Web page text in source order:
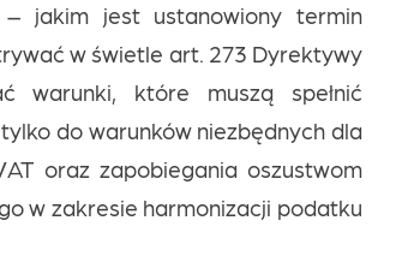
– jakim jest ustanowiony termin
w świetle art. 273 Dyrektywy
warunki, które muszą spełnić
do warunków niezbędnych dla
oraz zapobiegania oszustwom
w zakresie harmonizacji podatku